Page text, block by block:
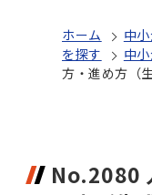
ホーム 中
を探す
中
方・進め方（
No.2080